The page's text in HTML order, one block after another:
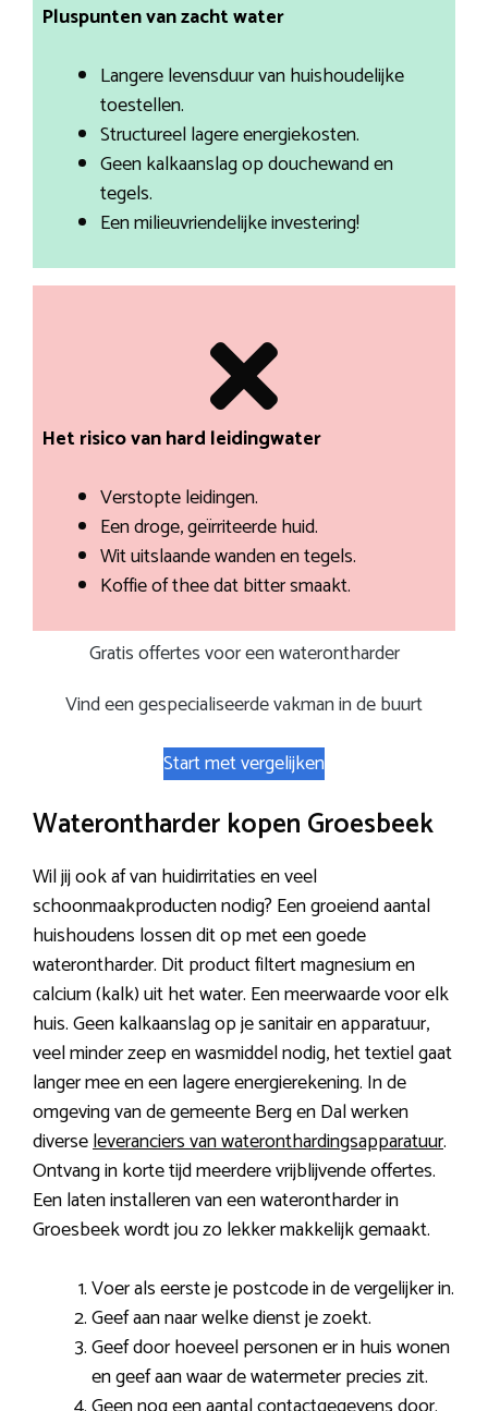
Pluspunten van zacht water
Langere levensduur van huishoudelijke
toestellen.
Structureel lagere energiekosten.
Geen kalkaanslag op douchewand en
tegels.
Een milieuvriendelijke investering!
Het risico van hard leidingwater
Verstopte leidingen.
Een droge, geïrriteerde huid.
Wit uitslaande wanden en tegels.
Koffie of thee dat bitter smaakt.
Gratis offertes voor een waterontharder
Vind een gespecialiseerde vakman in de buurt
Start met vergelijken
Waterontharder kopen Groesbeek
Wil jij ook af van huidirritaties en veel
schoonmaakproducten nodig? Een groeiend aantal
huishoudens lossen dit op met een goede
waterontharder. Dit product filtert magnesium en
calcium (kalk) uit het water. Een meerwaarde voor elk
huis. Geen kalkaanslag op je sanitair en apparatuur,
veel minder zeep en wasmiddel nodig, het textiel gaat
langer mee en een lagere energierekening. In de
omgeving van de gemeente Berg en Dal werken
diverseleveranciers van wateronthardingsapparatuur.
Ontvang in korte tijd meerdere vrijblijvende offertes.
Een laten installeren van een waterontharder in
Groesbeek wordt jou zo lekker makkelijk gemaakt.
Voer als eerste je postcode in de vergelijker in.
Geef aan naar welke dienst je zoekt.
Geef door hoeveel personen er in huis wonen
en geef aan waar de watermeter precies zit.